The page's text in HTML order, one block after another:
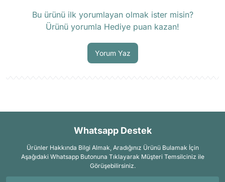
Bu ürünü ilk yorumlayan olmak ister misin?
Ürünü yorumla Hediye puan kazan!
Yorum Yaz
Whatsapp Destek
Ürünler Hakkında Bilgi Almak, Aradığınız Ürünü Bulamak İçin
Aşağıdaki Whatsapp Butonuna Tıklayarak Müşteri Temsilciniz ile
Görüşebilirsiniz.